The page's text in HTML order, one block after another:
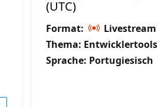
(UTC)
Format:
Livestream
Thema: Entwicklertools
Sprache: Portugiesisch